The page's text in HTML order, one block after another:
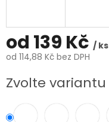
od 139 Kč / ks
od 114,88 Kč bez DPH
cena:
Zvolte variantu